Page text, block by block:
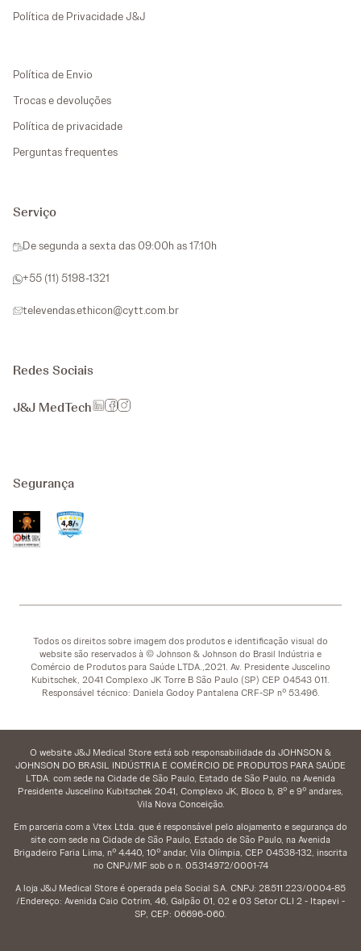
Política de Privacidade J&J
Política de Envio
Trocas e devoluções
Política de privacidade
Perguntas frequentes
Serviço
De segunda a sexta das 09:00h as 17:10h
+55 (11) 5198-1321
televendas.ethicon@cytt.com.br
Redes Sociais
J&J MedTech
Segurança
Todos os direitos sobre imagem dos produtos e identificação visual do
website são reservados à © Johnson & Johnson do Brasil Indústria e
Comércio de Produtos para Saúde LTDA.,2021. Av. Presidente Juscelino
Kubitschek, 2041 Complexo JK Torre B São Paulo (SP) CEP 04543 011.
Responsável técnico: Daniela Godoy Pantalena CRF-SP nº 53.496.
O website J&J Medical Store está sob responsabilidade da JOHNSON &
JOHNSON DO BRASIL INDÚSTRIA E COMÉRCIO DE PRODUTOS PARA SAÚDE
LTDA. com sede na Cidade de São Paulo, Estado de São Paulo, na Avenida
Presidente Juscelino Kubitschek 2041, Complexo JK, Bloco b, 8º e 9º andares,
Vila Nova Conceição.
Em parceria com a Vtex Ltda. que é responsável pelo alojamento e segurança do
site com sede na Cidade de São Paulo, Estado de São Paulo, na Avenida
Brigadeiro Faria Lima, nº 4.440, 10º andar, Vila Olímpia, CEP 04538-132, inscrita
no CNPJ/MF sob o n. 05.314.972/0001-74
A loja J&J Medical Store é operada pela Social S.A. CNPJ: 28.511.223/0004-85
/Endereço: Avenida Caio Cotrim, 46, Galpão 01, 02 e 03 Setor CLI 2 - Itapevi -
SP, CEP: 06696-060.